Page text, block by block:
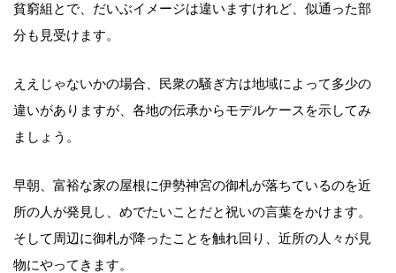
貧窮組とで、だいぶイメージは違いますけれど、似通った部
分も見受けます。
ええじゃないかの場合、民衆の騒ぎ方は地域によって多少の
違いがありますが、各地の伝承からモデルケースを示してみ
ましょう。
早朝、富裕な家の屋根に伊勢神宮の御札が落ちているのを近
所の人が発見し、めでたいことだと祝いの言葉をかけます。
そして周辺に御札が降ったことを触れ回り、近所の人々が見
物にやってきます。